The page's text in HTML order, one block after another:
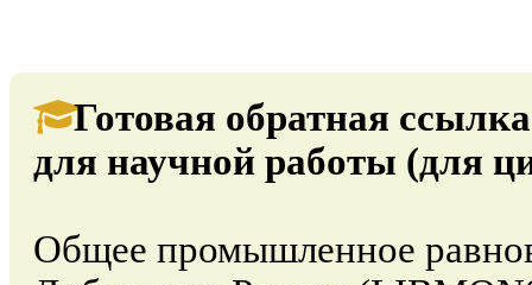
Готовая обратная
для научной работы (для
Общее промышленное